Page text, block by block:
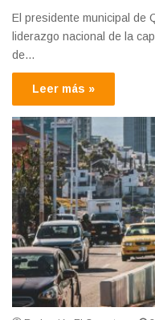
El presidente municipal de
liderazgo nacional de la
de…
Leer más »